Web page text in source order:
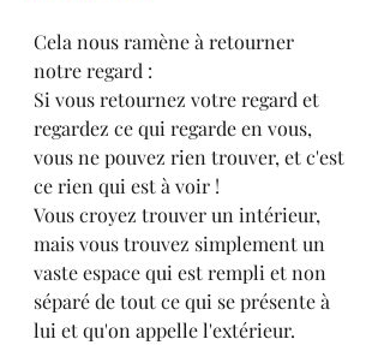
Cela nous ramène à retourner
notre regard :
Si vous retournez votre regard et
regardez ce qui regarde en vous,
vous ne pouvez rien trouver, et c'est
ce rien qui est à voir !
Vous croyez trouver un intérieur,
mais vous trouvez simplement un
vaste espace qui est rempli et non
séparé de tout ce qui se présente à
lui et qu'on appelle l'extérieur.